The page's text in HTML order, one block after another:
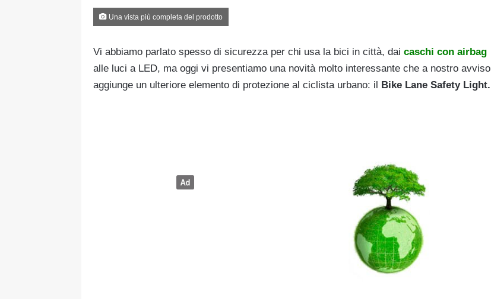
Una vista più completa del prodotto
Vi abbiamo parlato spesso di sicurezza per chi usa la bici in città, dai caschi con airbag
alle luci a LED, ma oggi vi presentiamo una novità molto interessante che a nostro avviso
aggiunge un ulteriore elemento di protezione al ciclista urbano: il
Bike Lane Safety Light.